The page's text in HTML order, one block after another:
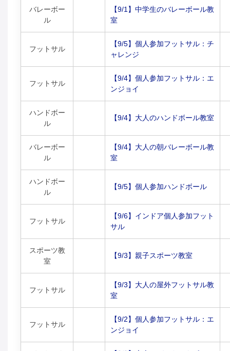
バレーボー
ル
【9/1】中学生のバレーボール教
室
フットサル
【9/5】個人参加フットサル：チ
ャレンジ
フットサル
【9/4】個人参加フットサル：エ
ンジョイ
ハンドボー
ル
【9/4】大人のハンドボール教室
バレーボー
ル
【9/4】大人の朝バレーボール教
室
ハンドボー
ル
【9/5】個人参加ハンドボール
フットサル
【9/6】インドア個人参加フット
サル
スポーツ教
室
【9/3】親子スポーツ教室
フットサル
【9/3】大人の屋外フットサル教
室
フットサル
【9/2】個人参加フットサル：エ
ンジョイ